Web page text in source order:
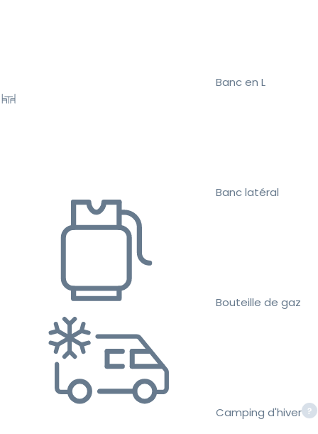
Banc en L
Banc latéral
Bouteille de gaz
Camping d'hiver